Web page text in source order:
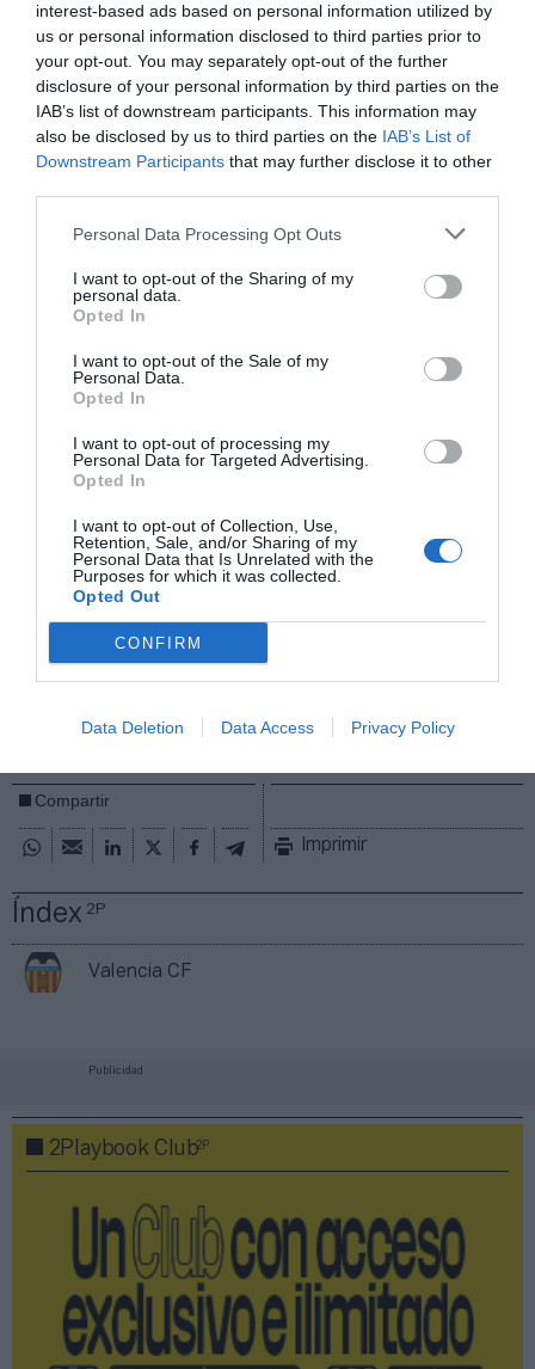
interest-based ads based on personal information utilized by
us or personal information disclosed to third parties prior to
your opt-out. You may separately opt-out of the further
disclosure of your personal information by third parties on the
IAB’s list of downstream participants. This information may
also be disclosed by us to third parties on the IAB’s List of
Downstream Participants that may further disclose it to other
Personal Data Processing Opt Outs
I want to opt-out of the Sharing of my
personal data.
Opted In
I want to opt-out of the Sale of my
Personal Data.
Opted In
I want to opt-out of processing my
Personal Data for Targeted Advertising.
Opted In
I want to opt-out of Collection, Use,
Retention, Sale, and/or Sharing of my
Personal Data that Is Unrelated with the
Purposes for which it was collected.
Opted Out
CONFIRM
Data Deletion Data Access Privacy Policy
Índex2P
Valencia CF
¿Qué significaría eso para el club ché? Volver a
niveles de 2017-2018, cuando los ingresos rondaban
los 100 millones de euros y el gasto en plantilla era de
87 millones de euros, 30 millones menos que en la
actualidad. Eso sí, entonces las pérdidas rondaban los
30 millones.
Y es algo que Peter Lim ni quiere ni puede, tras
debemos bajar los salarios, lo que significa vender
altos”, avisó el presidente en agosto. Entrada de dinero
en algunos casos y liberación de altas fichas en otros.
Esto repercute en la devolución de la deuda que
arrastra el Valencia CF por la construcción del nuevo
estadio. Por ahora, Bankia ha asumido ya una quita
latente de 25 millones de euros, sujetas a un plan de
291,6 millones.
De ahí la obligación de vender Mestalla antes de
avanzar con las obras del nuevo estadio. El club espera
120 millones por las parcelas, que unidos a un nuevo
préstamo de 30 millones, sufragaría los trabajos
pendientes. Sin embargo, les falta lo importante: un
comprador.
Añadir2Playbook
de forma gratuita
Mantente informado con las últimas noticias de actualidad.
Compartir
Imprimir
Publicidad
2Playbook Club2P